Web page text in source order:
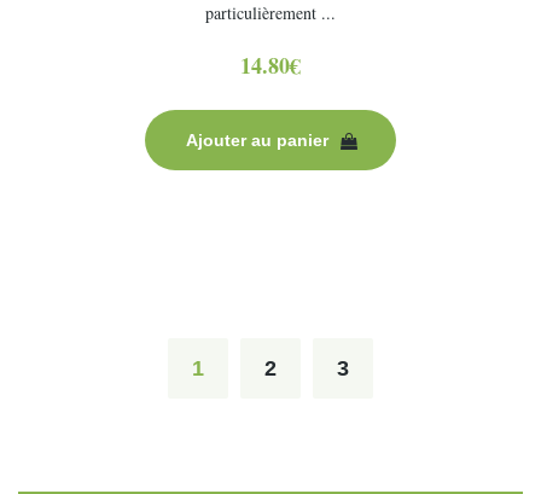
particulièrement ...
14.80€
Ajouter au panier
1 2 3